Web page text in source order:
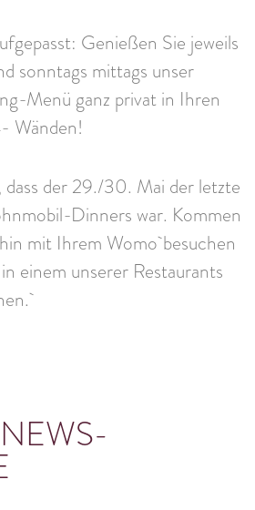
Genießen Sie jeweils
sonntags mittags unser
Menü ganz privat in Ihren
Wänden!
der 29./30. Mai der letzte
Dinners war. Kommen
mit Ihrem Womo besuchen
einem unserer Restaurants